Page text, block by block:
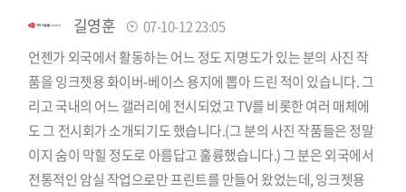
길영훈
07-10-12 23:05
언젠가 외국에서 활동하는 어느 정도 지명도가 있는 분의 사진 작
품을 잉크젯용 화이버-베이스 용지에 뽑아 드린 적이 있습니다. 그
리고 국내의 어느 갤러리에 전시되었고 TV를 비롯한 여러 매체에
도 그 전시회가 소개되기도 했습니다.(그 분의 사진 작품들은 정말
이지 숨이 막힐 정도로 아름답고 훌륭했습니다.) 그 분은 외국에서
전통적인 암실 작업으로만 프린트를 만들어 왔었는데, 잉크젯용